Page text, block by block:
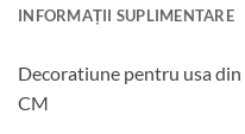
INFORMAȚII SUPLIMENTARE
Decoratiune pentru usa
CM